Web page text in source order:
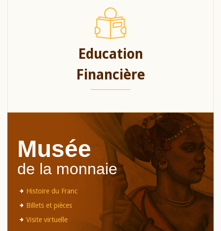
Education
Financière
Musée
de la monnaie
Histoire du Franc
Billets et pièces
Visite virtuelle